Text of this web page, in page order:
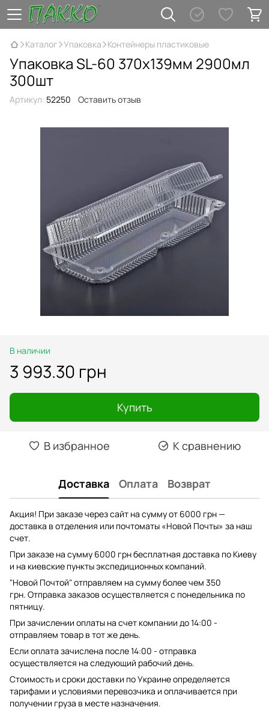
Каталог Упаковка Контейнеры пластиковые
Упаковка SL-60 370х139мм 2900мл
300шт
Артикул: 52250 Оставить отзыв
В наличии
3 993.30 грн
Купить
В избранное К сравнению
Доставка Оплата Возврат
Акция! При заказе через сайт на сумму от 6000 грн —
доставка в отделения или почтоматы «Новой Почты» за наш
счет.
При заказе на сумму 6000 грн бесплатная доставка по Киеву
и на киевские пункты экспедиционных компаний.
"Новой Почтой" отправляем на сумму более чем 350
грн. Отправка заказов осуществляется с понедельника по
пятницу.
При зачислении оплаты на счет компании до 14:00 -
отправляем товар в тот же день.
Если оплата зачислена после 14:00 - отправка
осуществляется на следующий рабочий день.
Стоимость и сроки доставки по Украине определяется
тарифами и условиями перевозчика и оплачивается при
получении груза в месте назначения.